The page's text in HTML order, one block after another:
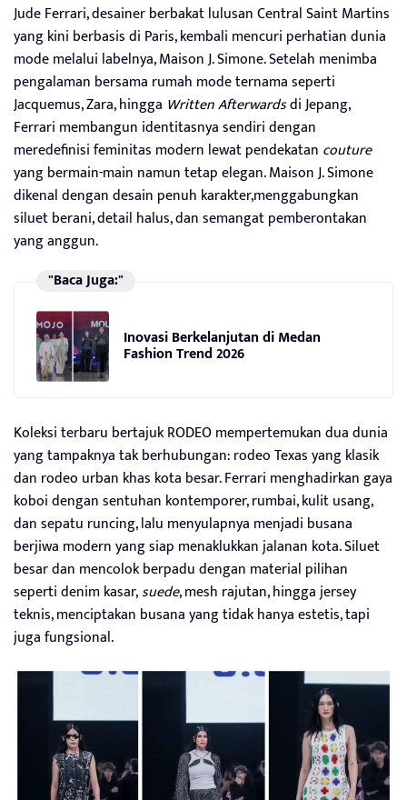
Jude Ferrari, desainer berbakat lulusan Central Saint Martins
yang kini berbasis di Paris, kembali mencuri perhatian dunia
mode melalui labelnya, Maison J. Simone. Setelah menimba
pengalaman bersama rumah mode ternama seperti
Jacquemus, Zara, hingga Written Afterwardsdi Jepang,
Ferrari membangun identitasnya sendiri dengan
meredefinisi feminitas modern lewat pendekatan couture
yang bermain-main namun tetap elegan. Maison J. Simone
dikenal dengan desain penuh karakter,menggabungkan
siluet berani, detail halus, dan semangat pemberontakan
yang anggun.
"Baca Juga:"
Inovasi Berkelanjutan di Medan
Fashion Trend 2026
Koleksi terbaru bertajuk RODEO mempertemukan dua dunia
yang tampaknya tak berhubungan: rodeo Texas yang klasik
dan rodeo urban khas kota besar. Ferrari menghadirkan gaya
koboi dengan sentuhan kontemporer, rumbai, kulit usang,
dan sepatu runcing, lalu menyulapnya menjadi busana
berjiwa modern yang siap menaklukkan jalanan kota. Siluet
besar dan mencolok berpadu dengan material pilihan
seperti denim kasar,suede, mesh rajutan, hingga jersey
teknis, menciptakan busana yang tidak hanya estetis, tapi
juga fungsional.